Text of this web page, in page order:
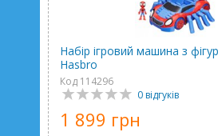
Набір ігровий машина з
Hasbro
Код 114296
0 відгуків
1 899 грн